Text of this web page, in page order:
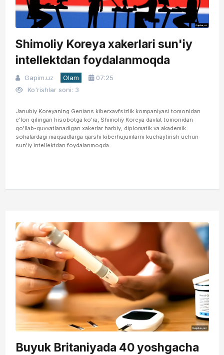
Shimoliy Koreya xakerlari sun'iy
intellektdan foydalanmoqda
Gapim.uz Olam
07:25
Ko'rishlar soni: 3
Janubiy Koreyaning Genians kiberxavfsizlik kompaniyasi tomonidan
e'lon qilingan hisobotga ko'ra, Shimoliy Koreya davlat tomonidan
qo'llab-quvvatlanadigan xakerlar harbiy, diplomatik va akademik
sohalardagi maqsadlarga qarshi kiberhujumlarni kuchaytirish uchun
sun'iy intellektdan foydalanmoqda.
Buyuk Britaniyada 40 yoshgacha